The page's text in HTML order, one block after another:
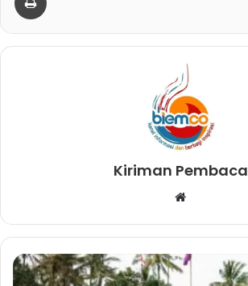
Kiriman Pembaca
b
s